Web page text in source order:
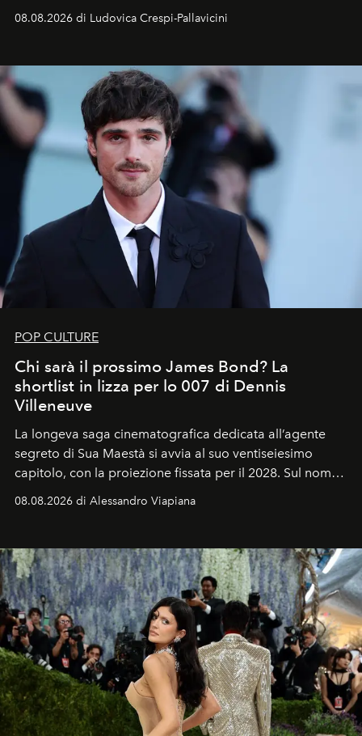
Sarà il momento in cui gli occhi si alzano verso la volta
celeste per seguire il passaggio delle
all’universo i desideri più segreti
08.08.2026 di Ludovica Crespi-Pallavicini
POP CULTURE
Chi sarà il prossimo James Bond? La
shortlist in lizza per lo 007 di Dennis
Villeneuve
La longeva saga cinematografica dedicata all’agente
segreto di Sua Maestà si avvia al suo ventiseiesimo
capitolo, con la proiezione fissata per il 2028. Sul nome
dell’attore chiamato a raccogliere l’eredità di Daniel
Craig, però, regna ancora il più assoluto riserbo.
08.08.2026 di Alessandro Viapiana